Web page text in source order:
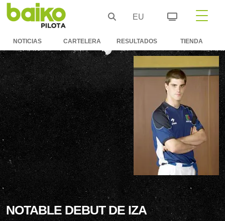
EU
NOTICIAS CARTELERA RESULTADOS TIENDA
NOTABLE DEBUT DE IZA